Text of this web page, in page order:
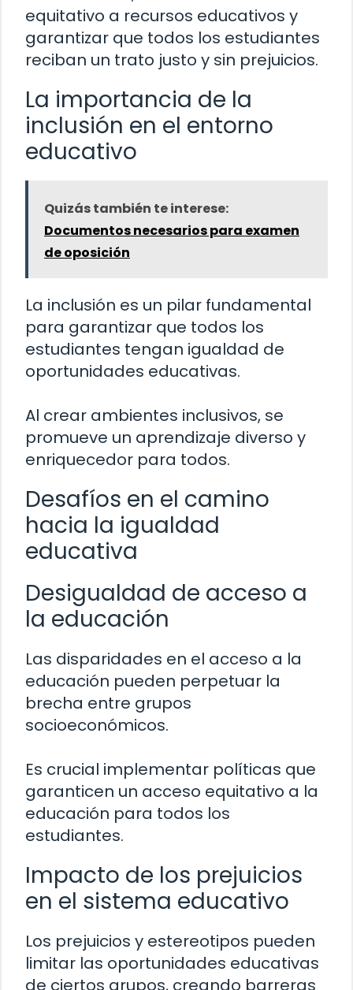
equitativo a recursos educativos y
garantizar que todos los estudiantes
reciban un trato justo y sin prejuicios.
La importancia de la
inclusión en el entorno
educativo
Quizás también te interese:
Documentos necesarios para examen
de oposición
La inclusión es un pilar fundamental
para garantizar que todos los
estudiantes tengan igualdad de
oportunidades educativas.
Al crear ambientes inclusivos, se
promueve un aprendizaje diverso y
enriquecedor para todos.
Desafíos en el camino
hacia la igualdad
educativa
Desigualdad de acceso a
la educación
Las disparidades en el acceso a la
educación pueden perpetuar la
brecha entre grupos
socioeconómicos.
Es crucial implementar políticas que
garanticen un acceso equitativo a la
educación para todos los
estudiantes.
Impacto de los prejuicios
en el sistema educativo
Los prejuicios y estereotipos pueden
limitar las oportunidades educativas
de ciertos grupos, creando barreras